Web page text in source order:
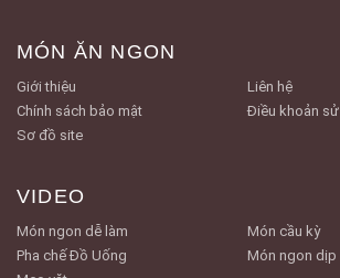
MÓN ĂN NGON
Giới thiệu
Liên hệ
Chính sách bảo mật
Điều khoản
Sơ đồ site
VIDEO
Món ngon dễ làm
Món cầu kỳ
Pha chế Đồ Uống
Món ngon dịp